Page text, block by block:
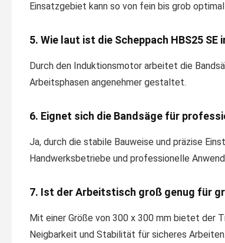
Einsatzgebiet kann so von fein bis grob
5. Wie laut ist die Scheppach HBS25 SE
Durch den Induktionsmotor arbeitet die
Arbeitsphasen angenehmer gestaltet.
6. Eignet sich die Bandsäge für
Ja, durch die stabile Bauweise und präzise
Handwerksbetriebe und professionelle
7. Ist der Arbeitstisch groß genug für
Mit einer Größe von 300 x 300 mm bietet der
Neigbarkeit und Stabilität für sicheres Arbeiten.